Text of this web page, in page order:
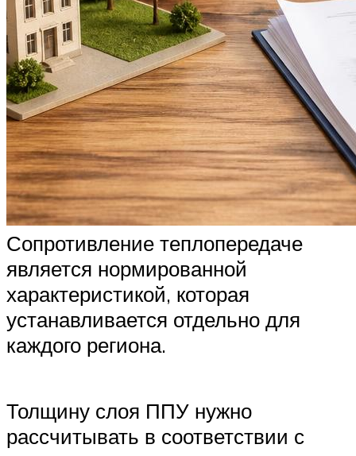
Сопротивление теплопередаче
является нормированной
характеристикой, которая
устанавливается отдельно для
каждого региона.
Толщину слоя ППУ нужно
рассчитывать в соответствии с